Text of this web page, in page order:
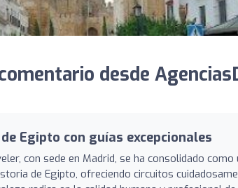
desde
Egipto con guías excepcionales
con sede en Madrid, se ha consolidado
de Egipto, ofreciendo circuitos